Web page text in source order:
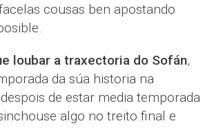
cousas ben apostando
loubar a traxectoria do Sofán,
da súa historia na
de estar media temporada
algo no treito final e